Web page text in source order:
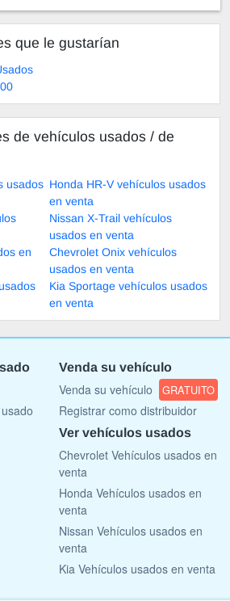
que le gustarían
de vehículos usados ​​/ de
usados Honda HR-V vehículos usados
en venta
Nissan X-Trail vehículos
usados en venta
en
Chevrolet Onix vehículos
usados en venta
Kia Sportage vehículos usados
en venta
Venda su vehículo
Venda su vehículo GRATUITO
Registrar como distribuidor
Ver vehículos usados
Chevrolet Vehículos usados en
venta
Honda Vehículos usados en
venta
Nissan Vehículos usados en
venta
Kia Vehículos usados en venta